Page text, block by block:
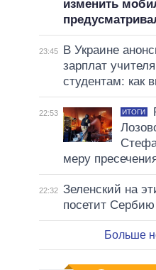
изменить
23:45
В Украине
зарплат
студентам: как
22:53 ИТОГИ
меру
22:32 Зеленский на
посетит Сербию
Больше